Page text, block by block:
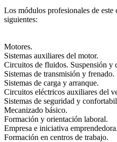
Los módulos profesionales de
siguientes:
Motores.
Sistemas auxiliares del motor.
Circuitos de fluidos. Suspensión y
Sistemas de transmisión y frenado.
Sistemas de carga y arranque.
Circuitos eléctricos auxiliares del
Sistemas de seguridad y
Mecanizado básico.
Formación y orientación laboral.
Empresa e iniciativa emprendedora.
Formación en centros de trabajo.